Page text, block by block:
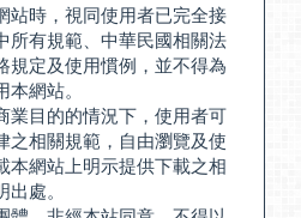
站時，視同使用者已完全接
所有規範、中華民國相關法
規定及使用慣例，並不得為
網站。
業目的的情況下，使用者可
之相關規範，自由瀏覽及使
本網站上明示提供下載之相
處。